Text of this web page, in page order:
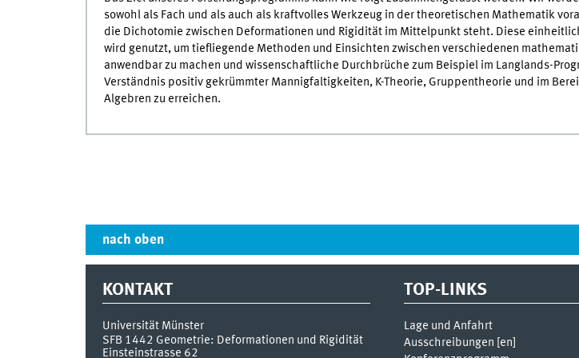
sowohl als Fach und als auch als kraftvolles Werkzeug in der theoretischen Mathematik
die Dichotomie zwischen Deformationen und Rigidität im Mittelpunkt steht. Diese
wird genutzt, um tiefliegende Methoden und Einsichten zwischen verschiedenen
anwendbar zu machen und wissenschaftliche Durchbrüche zum Beispiel im Langlands-
Verständnis positiv gekrümmter Mannigfaltigkeiten, K-Theorie, Gruppentheorie und im
Algebren zu erreichen.
nach oben
KONTAKT
Universität Münster
SFB 1442 Geometrie: Deformationen und Rigidität
Einsteinstrasse 62
TOP-LINKS
Lage und Anfahrt
Ausschreibungen [ en